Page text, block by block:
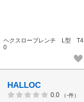
ヘクスローブレンチ L型 T4
0
HALLOC
0.0 （-件）